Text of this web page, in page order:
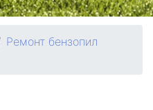
Ремонт бензопил